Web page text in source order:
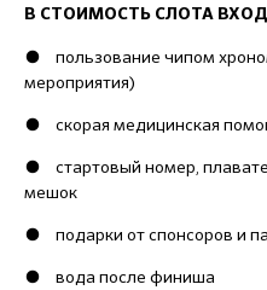
В СТОИМОСТЬ СЛОТА
● пользование чипом
мероприятия)
● скорая медицинская
● стартовый номер,
мешок
● подарки от спонсоров и
● вода после финиша